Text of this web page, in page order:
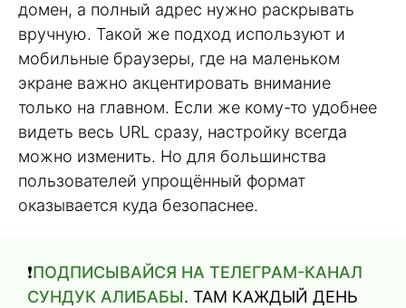
домен, а полный адрес нужно раскрывать
вручную. Такой же подход используют и
мобильные браузеры, где на маленьком
экране важно акцентировать внимание
только на главном. Если же кому-то удобнее
видеть весь URL сразу, настройку всегда
можно изменить. Но для большинства
пользователей упрощённый формат
оказывается куда безопаснее.
❗️ПОДПИСЫВАЙСЯ НА ТЕЛЕГРАМ-КАНАЛ
СУНДУК АЛИБАБЫ. ТАМ КАЖДЫЙ ДЕНЬ